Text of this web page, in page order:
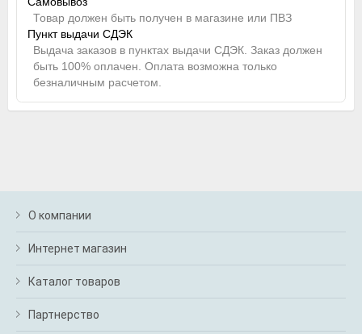
Товар должен быть получен в магазине или ПВЗ
Пункт выдачи СДЭК
Выдача заказов в пунктах выдачи СДЭК. Заказ должен
быть 100% оплачен. Оплата возможна только
безналичным расчетом.
О компании
Интернет магазин
Каталог товаров
Партнерство